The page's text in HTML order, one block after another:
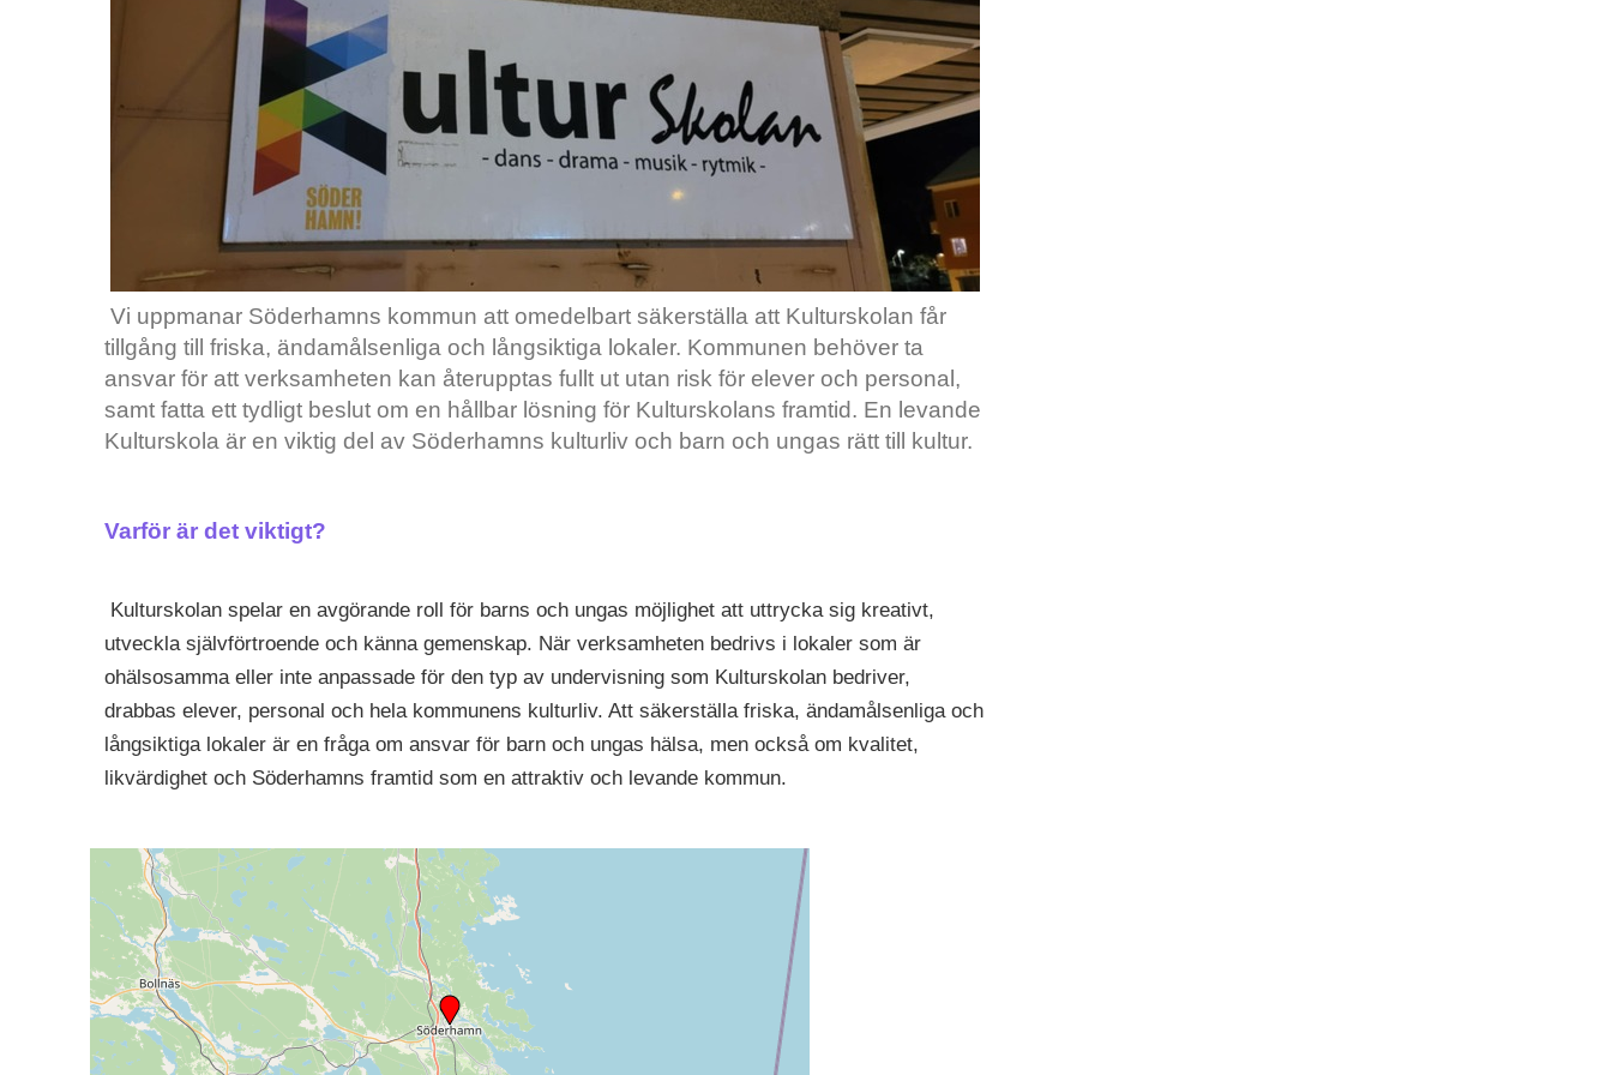
Vi uppmanar Söderhamns kommun att omedelbart säkerställa att Kulturskolan får
tillgång till friska, ändamålsenliga och långsiktiga lokaler. Kommunen behöver ta
ansvar för att verksamheten kan återupptas fullt ut utan risk för elever och personal,
samt fatta ett tydligt beslut om en hållbar lösning för Kulturskolans framtid. En levande
Kulturskola är en viktig del av Söderhamns kulturliv och barn och ungas rätt till kultur.
Varför är det viktigt?
Kulturskolan spelar en avgörande roll för barns och ungas möjlighet att uttrycka sig kreativt,
utveckla självförtroende och känna gemenskap. När verksamheten bedrivs i lokaler som är
ohälsosamma eller inte anpassade för den typ av undervisning som Kulturskolan bedriver,
drabbas elever, personal och hela kommunens kulturliv. Att säkerställa friska, ändamålsenliga och
långsiktiga lokaler är en fråga om ansvar för barn och ungas hälsa, men också om kvalitet,
likvärdighet och Söderhamns framtid som en attraktiv och levande kommun.